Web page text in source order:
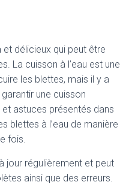
délicieux qui peut être
La cuisson à l’eau est une
les blettes, mais il y a
une cuisson
astuces présentés dans
blettes à l’eau de manière
fois.
jour régulièrement et peut
ainsi que des erreurs.